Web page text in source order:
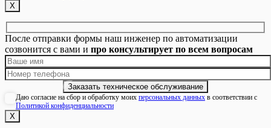
Х
После отправки формы наш инженер по автоматизации
созвонится с вами и про консультирует по всем вопросам
Даю согласие на сбор и обработку моих персональных данных в соответствии с
Политикой конфиденциальности
Х